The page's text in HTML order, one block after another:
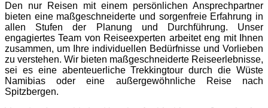
Den nur Reisen mit einem persönlichen Ansprechpartner
bieten eine maßgeschneiderte und sorgenfreie Erfahrung in
allen Stufen der Planung und Durchführung. Unser
engagiertes Team von Reiseexperten arbeitet eng mit Ihnen
zusammen, um Ihre individuellen Bedürfnisse und Vorlieben
zu verstehen. Wir bieten maßgeschneiderte Reiseerlebnisse,
sei es eine abenteuerliche Trekkingtour durch die Wüste
Namibias oder eine außergewöhnliche Reise nach
Spitzbergen.